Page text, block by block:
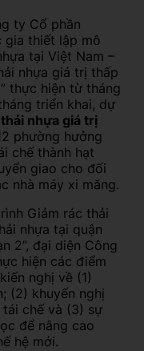
ty Cổ phần
gia thiết lập mô
tại Việt Nam –
nhựa giá trị thấp
thực hiện từ tháng
triển khai, dự
nhựa giá trị
phường hưởng
chế thành hạt
giao cho đối
nhà máy xi măng.
Giảm rác thải
nhựa tại quận
2”, đại diện Công
hiện các điểm
nghị về (1)
(2) khuyến nghị
chế và (3) sự
để nâng cao
hệ mới.